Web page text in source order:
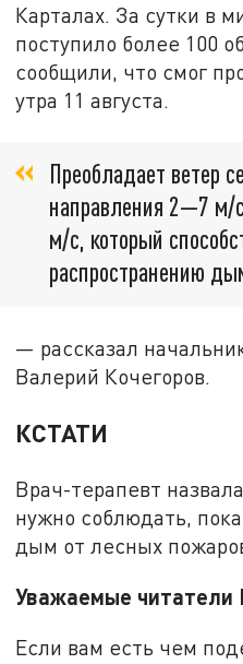
Карталах. За сутки в
поступило более 100
сообщили, что смог
утра 11 августа.
Преобладает ветер
направления 2—7
м/с, который
распространению
— рассказал
Валерий Кочегоров.
КСТАТИ
Врач-терапевт назвала
нужно соблюдать,
дым от лесных
Уважаемые читатели
Если вам есть чем